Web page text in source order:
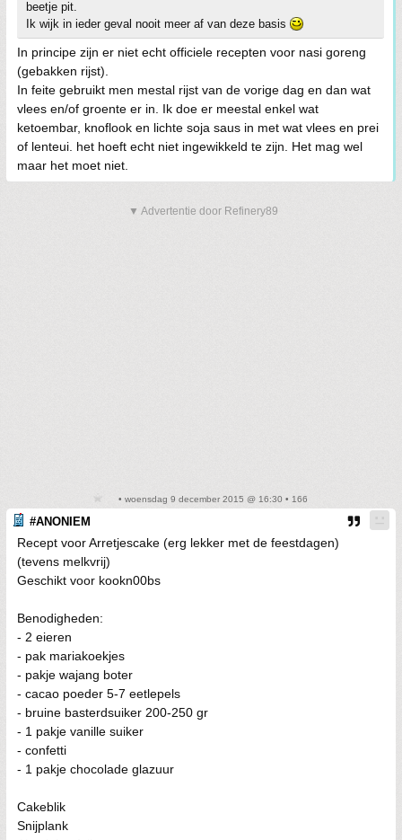
beetje pit.
Ik wijk in ieder geval nooit meer af van deze basis
In principe zijn er niet echt officiele recepten voor nasi goreng
(gebakken rijst).
In feite gebruikt men mestal rijst van de vorige dag en dan wat
vlees en/of groente er in. Ik doe er meestal enkel wat
ketoembar, knoflook en lichte soja saus in met wat vlees en prei
of lenteui. het hoeft echt niet ingewikkeld te zijn. Het mag wel
maar het moet niet.
▼ Advertentie door Refinery89
• woensdag 9 december 2015 @ 16:30 • 166
#ANONIEM
Recept voor Arretjescake (erg lekker met de feestdagen)
(tevens melkvrij)
Geschikt voor kookn00bs
Benodigheden:
- 2 eieren
- pak mariakoekjes
- pakje wajang boter
- cacao poeder 5-7 eetlepels
- bruine basterdsuiker 200-250 gr
- 1 pakje vanille suiker
- confetti
- 1 pakje chocolade glazuur
Cakeblik
Snijplank